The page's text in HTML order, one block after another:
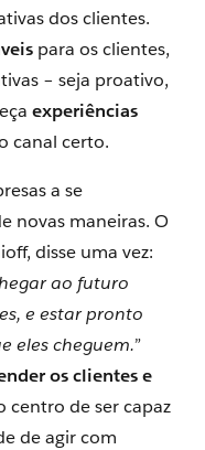
dos clientes.
​​para os clientes,
– seja proativo,
experiências
canal certo.
a se
novas maneiras. O
disse uma vez:
ao futuro
e estar pronto
eles cheguem.”
os clientes e
centro de ser capaz
de agir com